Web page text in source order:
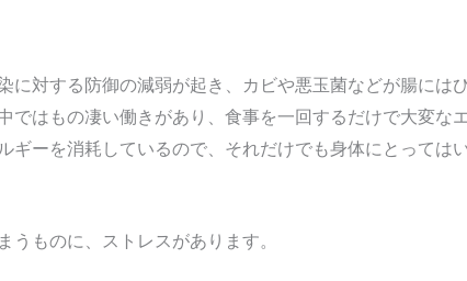
に対する防御の減弱が起き、カビや悪玉菌などが腸には
ではもの凄い働きがあり、食事を一回するだけで大変な
ギーを消耗しているので、それだけでも身体にとっては
うものに、ストレスがあります。